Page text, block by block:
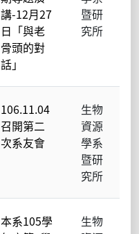
講-12月27
日「與老
骨頭的對
話」
暨研
究所
106.11.04
召開第二
次系友會
生物
資源
學系
暨研
究所
本系105學
生物